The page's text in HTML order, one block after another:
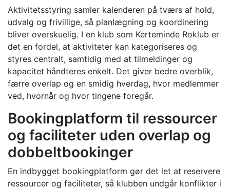
Aktivitetsstyring samler kalenderen på tværs af hold,
udvalg og frivillige, så planlægning og koordinering
bliver overskuelig. I en klub som Kerteminde Roklub er
det en fordel, at aktiviteter kan kategoriseres og
styres centralt, samtidig med at tilmeldinger og
kapacitet håndteres enkelt. Det giver bedre overblik,
færre overlap og en smidig hverdag, hvor medlemmer
ved, hvornår og hvor tingene foregår.
Bookingplatform til ressourcer
og faciliteter uden overlap og
dobbeltbookinger
En indbygget bookingplatform gør det let at reservere
ressourcer og faciliteter, så klubben undgår konflikter i